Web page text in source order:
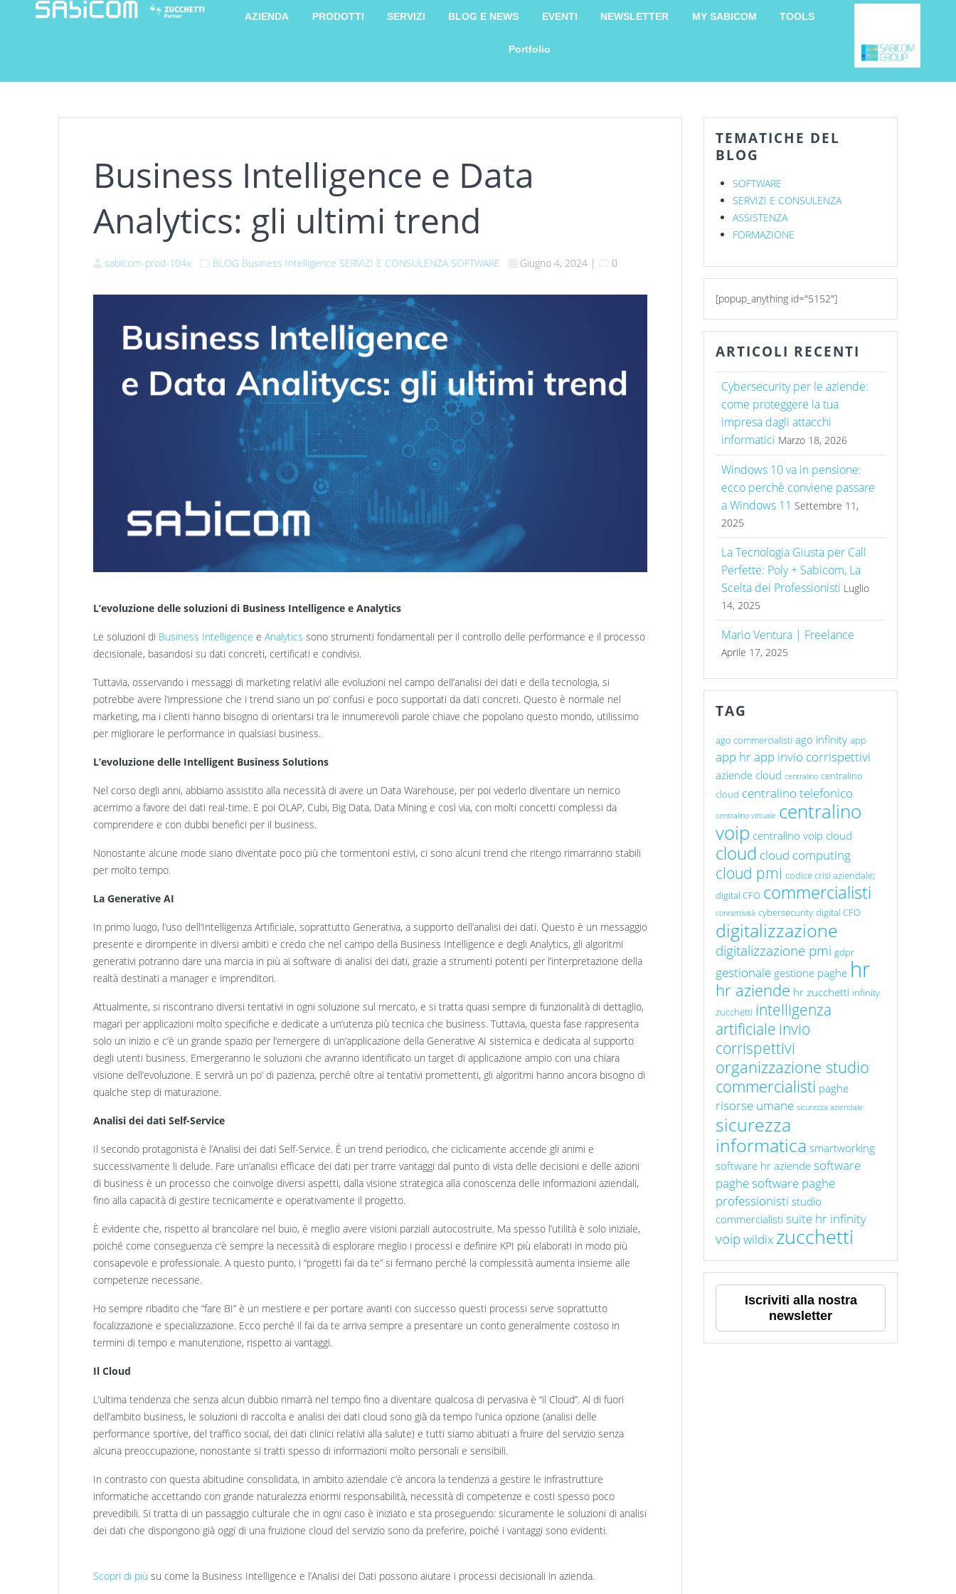
AZIENDA PRODOTTI SERVIZI BLOG E NEWS EVENTI NEWSLETTER MY SABICOM TOOLS
Portfolio
Business Intelligence e Data
Analytics: gli ultimi trend
sabicom-prod-104x BLOG Business Intelligence SERVIZI E CONSULENZA SOFTWARE Giugno 4, 2024 | 0
L’evoluzione delle soluzioni di Business Intelligence e Analytics
Le soluzioni di Business Intelligence eAnalytics sono strumenti fondamentali per il controllo delle performance e il processo
decisionale, basandosi su dati concreti, certificati e condivisi.
Tuttavia, osservando i messaggi di marketing relativi alle evoluzioni nel campo dell’analisi dei dati e della tecnologia, si
potrebbe avere l’impressione che i trend siano un po’ confusi e poco supportati da dati concreti. Questo è normale nel
marketing, ma i clienti hanno bisogno di orientarsi tra le innumerevoli parole chiave che popolano questo mondo, utilissimo
per migliorare le performance in qualsiasi business.
L’evoluzione delle Intelligent Business Solutions
Nel corso degli anni, abbiamo assistito alla necessità di avere un Data Warehouse, per poi vederlo diventare un nemico
acerrimo a favore dei dati real-time. E poi OLAP, Cubi, Big Data, Data Mining e così via, con molti concetti complessi da
comprendere e con dubbi benefici per il business.
Nonostante alcune mode siano diventate poco più che tormentoni estivi, ci sono alcuni trend che ritengo rimarranno stabili
per molto tempo.
La Generative AI
In primo luogo, l’uso dell’Intelligenza Artificiale, soprattutto Generativa, a supporto dell’analisi dei dati. Questo è un messaggio
presente e dirompente in diversi ambiti e credo che nel campo della Business Intelligence e degli Analytics, gli algoritmi
generativi potranno dare una marcia in più ai software di analisi dei dati, grazie a strumenti potenti per l’interpretazione della
realtà destinati a manager e imprenditori.
Attualmente, si riscontrano diversi tentativi in ogni soluzione sul mercato, e si tratta quasi sempre di funzionalità di dettaglio,
magari per applicazioni molto specifiche e dedicate a un’utenza più tecnica che business. Tuttavia, questa fase rappresenta
solo un inizio e c’è un grande spazio per l’emergere di un’applicazione della Generative AI sistemica e dedicata al supporto
degli utenti business. Emergeranno le soluzioni che avranno identificato un target di applicazione ampio con una chiara
visione dell’evoluzione. E servirà un po’ di pazienza, perché oltre ai tentativi promettenti, gli algoritmi hanno ancora bisogno di
qualche step di maturazione.
Analisi dei dati Self-Service
Il secondo protagonista è l’Analisi dei dati Self-Service. È un trend periodico, che ciclicamente accende gli animi e
successivamente li delude. Fare un’analisi efficace dei dati per trarre vantaggi dal punto di vista delle decisioni e delle azioni
di business è un processo che coinvolge diversi aspetti, dalla visione strategica alla conoscenza delle informazioni aziendali,
fino alla capacità di gestire tecnicamente e operativamente il progetto.
È evidente che, rispetto al brancolare nel buio, è meglio avere visioni parziali autocostruite. Ma spesso l’utilità è solo iniziale,
poiché come conseguenza c’è sempre la necessità di esplorare meglio i processi e definire KPI più elaborati in modo più
consapevole e professionale. A questo punto, i “progetti fai da te” si fermano perché la complessità aumenta insieme alle
competenze necessarie.
Ho sempre ribadito che “fare BI” è un mestiere e per portare avanti con successo questi processi serve soprattutto
focalizzazione e specializzazione. Ecco perché il fai da te arriva sempre a presentare un conto generalmente costoso in
termini di tempo e manutenzione, rispetto ai vantaggi.
Il Cloud
L’ultima tendenza che senza alcun dubbio rimarrà nel tempo fino a diventare qualcosa di pervasiva è “il Cloud”. Al di fuori
dell’ambito business, le soluzioni di raccolta e analisi dei dati cloud sono già da tempo l’unica opzione (analisi delle
performance sportive, del traffico social, dei dati clinici relativi alla salute) e tutti siamo abituati a fruire del servizio senza
alcuna preoccupazione, nonostante si tratti spesso di informazioni molto personali e sensibili.
In contrasto con questa abitudine consolidata, in ambito aziendale c’è ancora la tendenza a gestire le infrastrutture
informatiche accettando con grande naturalezza enormi responsabilità, necessità di competenze e costi spesso poco
prevedibili. Si tratta di un passaggio culturale che in ogni caso è iniziato e sta proseguendo: sicuramente le soluzioni di analisi
dei dati che dispongono già oggi di una fruizione cloud del servizio sono da preferire, poiché i vantaggi sono evidenti.
Scopri di più su come la Business Intelligence e l’Analisi dei Dati possono aiutare i processi decisionali in azienda.
TEMATICHE DEL
BLOG
SOFTWARE
SERVIZI E CONSULENZA
ASSISTENZA
FORMAZIONE
[popup_anything id="5152"]
ARTICOLI RECENTI
Cybersecurity per le aziende:
come proteggere la tua
impresa dagli attacchi
informatici Marzo 18, 2026
Windows 10 va in pensione:
ecco perchè conviene passare
a Windows 11 Settembre 11,
2025
La Tecnologia Giusta per Call
Perfette: Poly + Sabicom, La
Scelta dei Professionisti Luglio
14, 2025
Mario Ventura | Freelance
Aprile 17, 2025
TAG
ago commercialisti ago infinity app
app hrapp invio corrispettivi
aziende cloud centralino centralino
cloud centralino telefonico
centralino virtuale centralino
voip centralino voip cloud
cloud cloud computing
cloud pmi codice crisi aziendale;
digital CFO commercialisti
connettività cybersecurity digital CFO
digitalizzazione
digitalizzazione pmi gdpr
gestionale gestione paghe hr
hr aziende hr zucchetti infinity
zucchetti intelligenza
artificiale invio
corrispettivi
organizzazione studio
commercialisti paghe
risorse umane sicurezza aziendale
sicurezza
informatica smartworking
software hr aziende software
paghesoftware paghe
professionisti studio
commercialisti suite hr infinity
voipwildix zucchetti
Iscriviti alla nostra
newsletter